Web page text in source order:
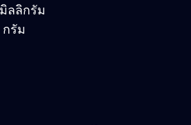
ลลิกรัม
กรัม